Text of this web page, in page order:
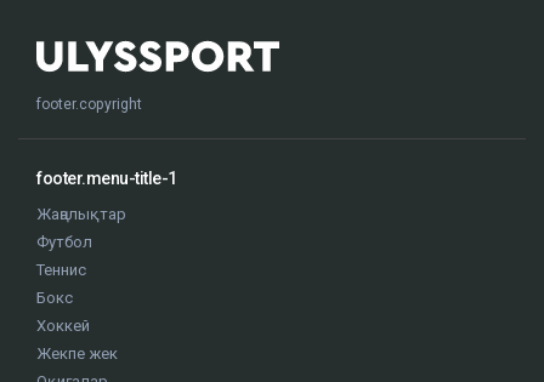
footer.copyright
footer.menu-title-1
Жаңалықтар
Футбол
Теннис
Бокс
Хоккей
Жекпе жек